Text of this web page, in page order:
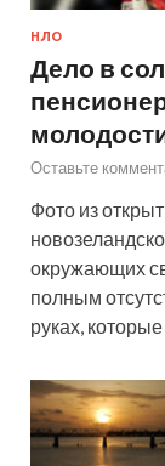
НЛО
Дело в
Оставьте
Фото из
окружающих
полным
руках,